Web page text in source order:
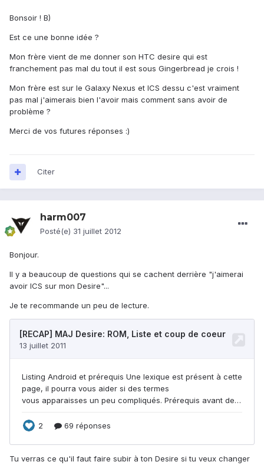
Bonsoir ! B)
Est ce une bonne idée ?
Mon frère vient de me donner son HTC desire qui est
franchement pas mal du tout il est sous Gingerbread je crois !
Mon frère est sur le Galaxy Nexus et ICS dessu c'est vraiment
pas mal j'aimerais bien l'avoir mais comment sans avoir de
problème ?
Merci de vos futures réponses :)
Citer
harm007
Posté(e) 31 juillet 2012
Bonjour.
Il y a beaucoup de questions qui se cachent derrière "j'aimerai
avoir ICS sur mon Desire"...
Je te recommande un peu de lecture.
Tu verras ce qu'il faut faire subir à ton Desire si tu veux changer